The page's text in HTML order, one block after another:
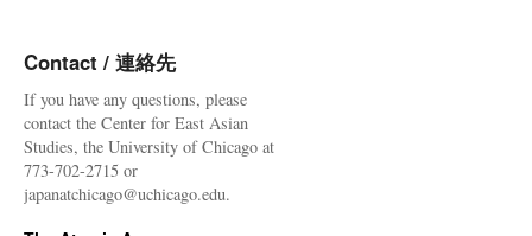
Contact / 連絡先
If you have any questions, please
contact the Center for East Asian
Studies, the University of Chicago at
773-702-2715 or
japanatchicago@uchicago.edu.